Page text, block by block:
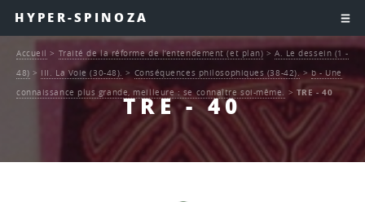
HYPER-SPINOZA
TRE - 40
Accueil > Traité de la réforme de l’entendement (et plan)>A. Le dessein (1 -
48) > III. La Voie (30-48). > Conséquences philosophiques (38-42).>b - Une
connaissance plus grande, meilleure : se connaître soi-même.
> TRE - 40